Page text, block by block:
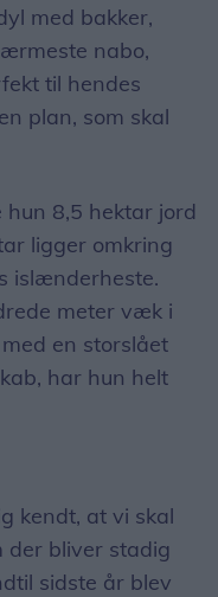
med bakker,
nabo,
til hendes
plan, som skal
8,5 hektar jord
ligger omkring
islænderheste.
meter væk i
en storslået
har hun helt
kendt, at vi skal
der bliver stadig
sidste år blev